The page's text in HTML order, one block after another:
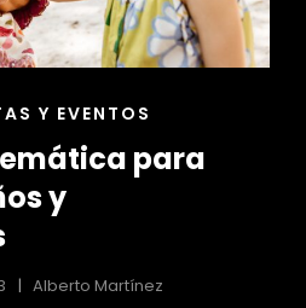
Y EVENTOS
para
y
Alberto Martínez